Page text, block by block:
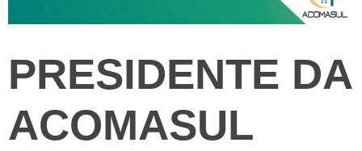
PRESIDENTE DA
ACOMASUL